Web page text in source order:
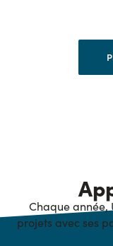
Chaque année,
projets avec ses